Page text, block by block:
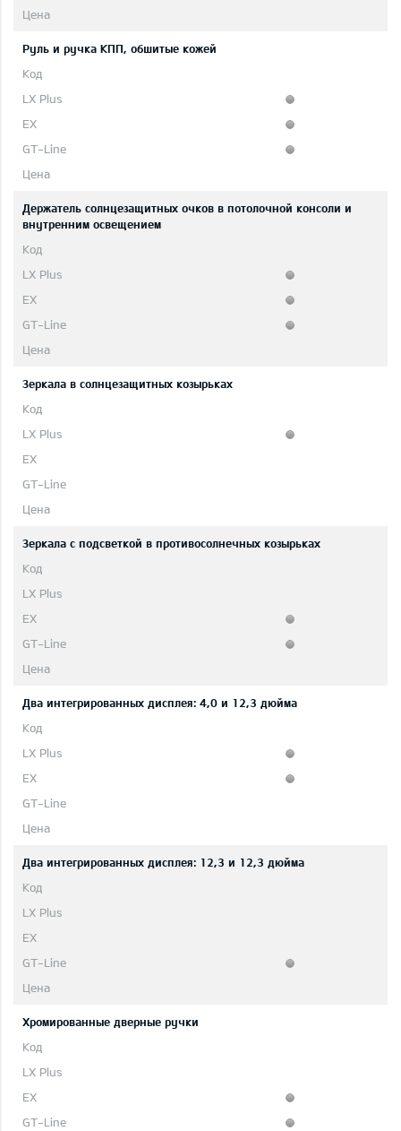
Руль и ручка КПП, обшитые кожей
Держатель солнцезащитных очков в потолочной консоли и
внутренним освещением
Зеркала в солнцезащитных козырьках
Зеркала с подсветкой в противосолнечных козырьках
Два интегрированных дисплея: 4,0 и 12,3 дюйма
Два интегрированных дисплея: 12,3 и 12,3 дюйма
Хромированные дверные ручки